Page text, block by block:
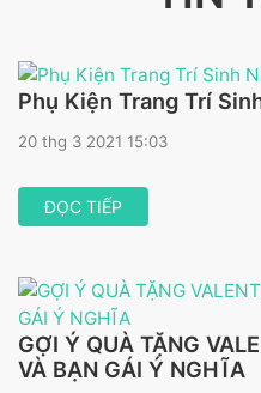
Phụ Kiện Trang Trí
20 thg 3 2021 15:03
ĐỌC TIẾP
GỢI Ý QUÀ TẶNG
VÀ BẠN GÁI Ý NGHĨA